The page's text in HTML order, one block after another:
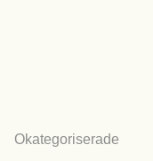
Okategoriserade